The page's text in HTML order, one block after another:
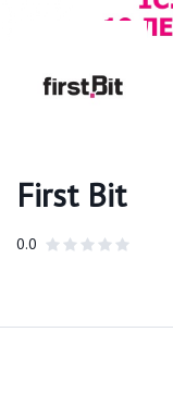
First Bit
0.0